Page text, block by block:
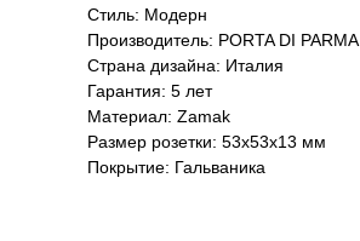
Стиль: Модерн
Производитель: PORTA DI PARMA
Страна дизайна: Италия
Гарантия: 5 лет
Материал: Zamak
Размер розетки: 53x53x13 мм
Покрытие: Гальваника